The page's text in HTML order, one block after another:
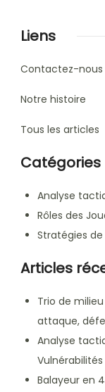
Liens
Contactez-nous
Notre histoire
Tous les articles
Catégories
Analyse
Rôles des
Stratégies
Articles
Trio de
attaque,
Analyse
Balayeur en